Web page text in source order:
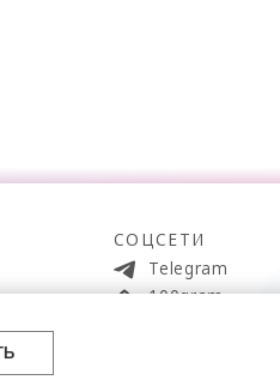
СОЦСЕТИ
Telegram
100gram